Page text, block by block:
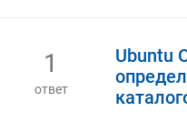
1
ответ
Ubuntu